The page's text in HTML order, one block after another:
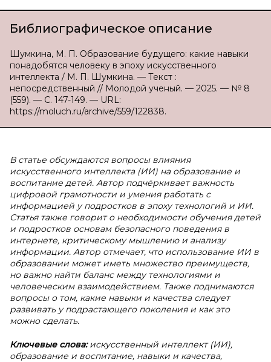
Библиографическое описание
Шумкина, М. П. Образование будущего: какие навыки
понадобятся человеку в эпоху искусственного
интеллекта / М. П. Шумкина. — Текст :
непосредственный // Молодой ученый. — 2025. — № 8
(559). — С. 147-149. — URL:
https://moluch.ru/archive/559/122838.
В статье обсуждаются вопросы влияния
искусственного интеллекта (ИИ) на образование и
воспитание детей. Автор подчёркивает важность
цифровой грамотности и умения работать с
информацией у подростков в эпоху технологий и ИИ.
Статья также говорит о необходимости обучения детей
и подростков основам безопасного поведения в
интернете, критическому мышлению и анализу
информации. Автор отмечает, что использование ИИ в
образовании может иметь множество преимуществ,
но важно найти баланс между технологиями и
человеческим взаимодействием. Также поднимаются
вопросы о том, какие навыки и качества следует
развивать у подрастающего поколения и как это
можно сделать.
Ключевые слова:искусственный интеллект (ИИ),
образование и воспитание, навыки и качества,